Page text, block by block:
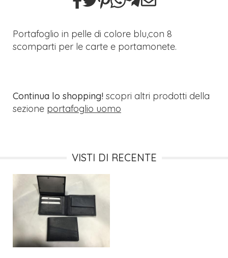
Portafoglio in pelle di colore blu,con 8
scomparti per le carte e portamonete.
Continua lo shopping! scopri altri prodotti della
sezione portafoglio uomo
VISTI DI RECENTE